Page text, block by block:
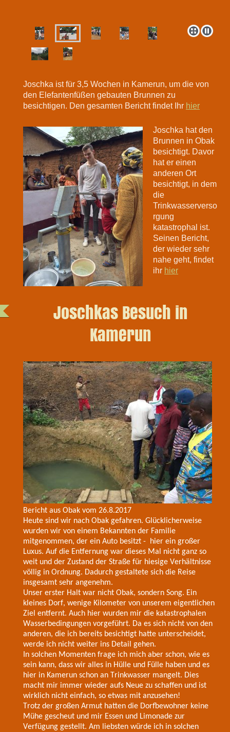
Joschka ist für 3,5 Wochen in Kamerun, um die von
den Elefantenfüßen gebauten Brunnen zu
besichtigen. Den gesamten Bericht findet Ihr hier
Joschka hat den
Brunnen in Obak
besichtigt. Davor
hat er einen
anderen Ort
besichtigt, in dem
die
Trinkwasserverso
rgung
katastrophal ist.
Seinen Bericht,
der wieder sehr
nahe geht, findet
ihr hier
Joschkas Besuch in
Kamerun
Bericht aus Obak vom 26.8.2017
Heute sind wir nach Obak gefahren. Glücklicherweise
wurden wir von einem Bekannten der Familie
mitgenommen, der ein Auto besitzt - hier ein großer
Luxus. Auf die Entfernung war dieses Mal nicht ganz so
weit und der Zustand der Straße für hiesige Verhältnisse
völlig in Ordnung. Dadurch gestaltete sich die Reise
insgesamt sehr angenehm.
Unser erster Halt war nicht Obak, sondern Song. Ein
kleines Dorf, wenige Kilometer von unserem eigentlichen
Ziel entfernt. Auch hier wurden mir die katastrophalen
Wasserbedingungen vorgeführt. Da es sich nicht von den
anderen, die ich bereits besichtigt hatte unterscheidet,
werde ich nicht weiter ins Detail gehen.
In solchen Momenten frage ich mich aber schon, wie es
sein kann, dass wir alles in Hülle und Fülle haben und es
hier in Kamerun schon an Trinkwasser mangelt. Dies
macht mir immer wieder aufs Neue zu schaffen und ist
wirklich nicht einfach, so etwas mit anzusehen!
Trotz der großen Armut hatten die Dorfbewohner keine
Mühe gescheut und mir Essen und Limonade zur
Verfügung gestellt. Am liebsten würde ich in solchen